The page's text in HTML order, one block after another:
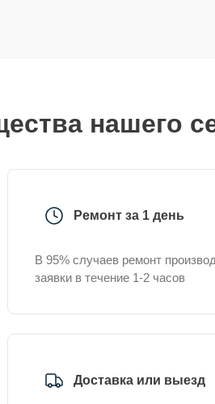
нашего
Ремонт за 1 день
В 95% случаев ремонт
заявки в течение 1-2 часов
Доставка или выезд